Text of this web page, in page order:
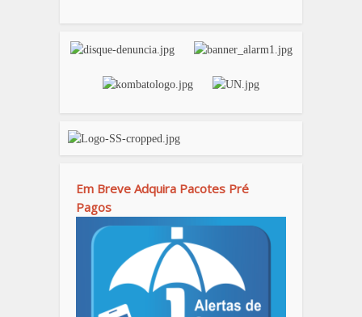
Em Breve Adquira Pacotes Pré
Pagos